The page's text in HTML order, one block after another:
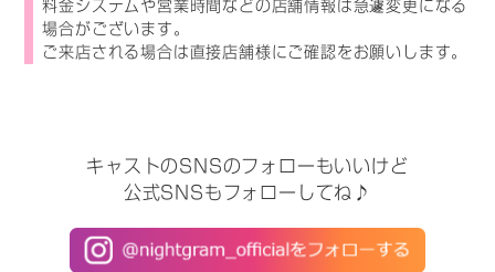
料金システムや営業時間などの店舗情報は急遽変更になる
場合がございます。
ご来店される場合は直接店舗様にご確認をお願いします。
キャストのSNSのフォローもいいけど
公式SNSもフォローしてね♪